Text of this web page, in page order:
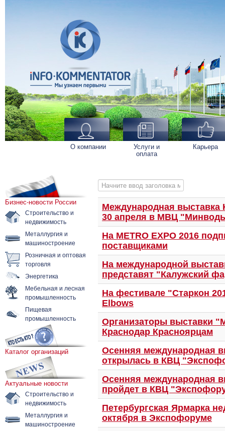
О компании Услуги и
оплата
Карьера
Бизнес-новости России
Строительство и
недвижимость
Металлургия и
машиностроение
Розничная и оптовая
торговля
Энергетика
Мебельная и лесная
промышленность
Пищевая
промышленность
Каталог организаций
Актуальные новости
Строительство и
недвижимость
Металлургия и
машиностроение
Начните ввод заголовка метки
Международная выставка
30 апреля в МВЦ
На METRO EXPO 2016
поставщиками
На международной
представят "Калужский
На фестивале "Старкон
Elbows
Организаторы выставки
Краснодар Красноярцам
Осенняя международная
открылась в КВЦ
Осенняя международная
пройдет в КВЦ
Петербургская Ярмарка
октября в Экспофоруме